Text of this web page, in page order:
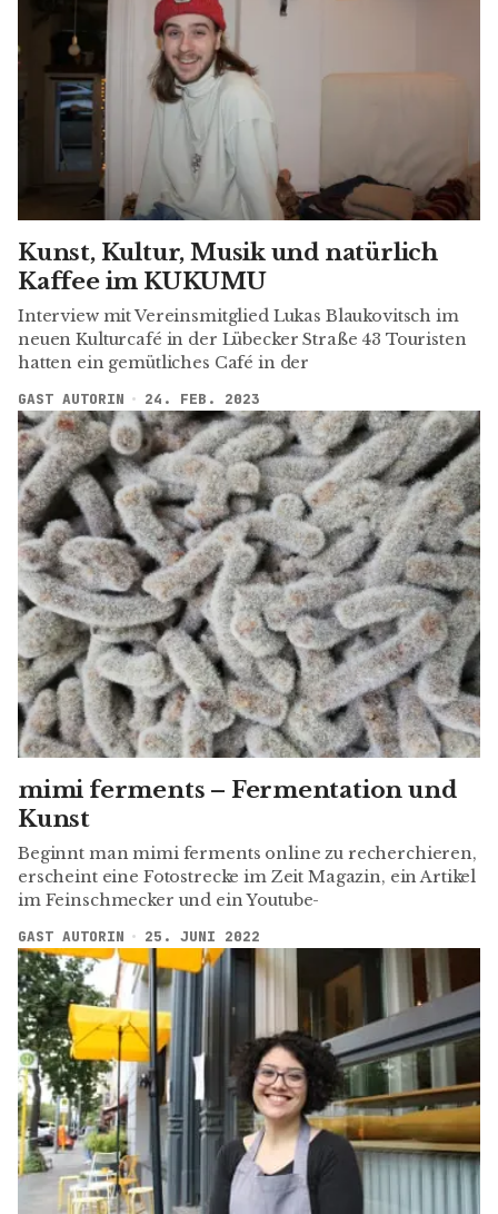
Kunst, Kultur, Musik und natürlich
Kaffee im KUKUMU
Interview mit Vereinsmitglied Lukas Blaukovitsch im
neuen Kulturcafé in der Lübecker Straße 43 Touristen
hatten ein gemütliches Café in der
GAST AUTORIN 24. FEB. 2023
mimi ferments – Fermentation und
Kunst
Beginnt man mimi ferments online zu recherchieren,
erscheint eine Fotostrecke im Zeit Magazin, ein Artikel
im Feinschmecker und ein Youtube-
GAST AUTORIN 25. JUNI 2022